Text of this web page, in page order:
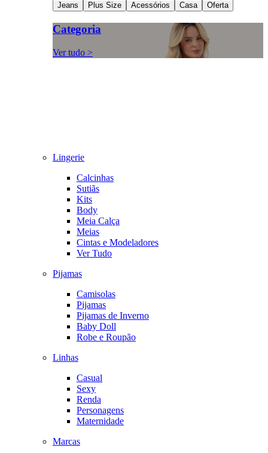
Jeans
Plus Size Acessórios Casa Oferta
Categoria
Ver tudo >
Lingerie
Calcinhas
Sutiãs
Kits
Body
Meia Calça
Meias
Cintas e Modeladores
Ver Tudo
Pijamas
Camisolas
Pijamas
Pijamas de Inverno
Baby Doll
Robe e Roupão
Linhas
Casual
Sexy
Renda
Personagens
Maternidade
Marcas